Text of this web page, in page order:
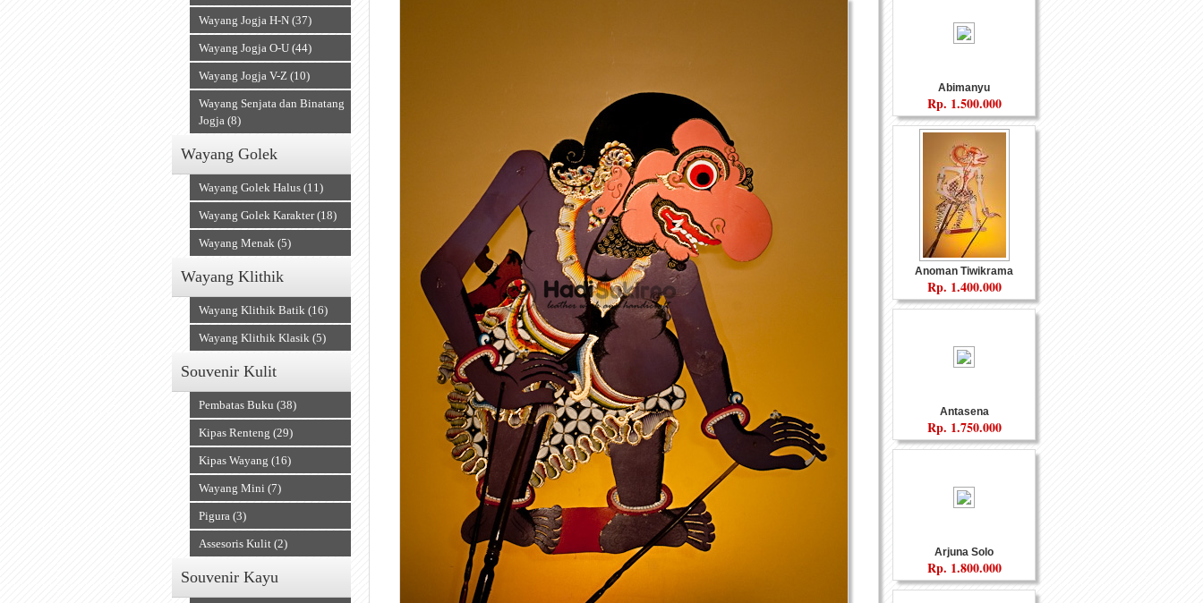
Wayang Jogja H-N (37)
Wayang Jogja O-U (44)
Wayang Jogja V-Z (10)
Wayang Senjata dan Binatang
Jogja (8)
Wayang Golek
Wayang Golek Halus (11)
Wayang Golek Karakter (18)
Wayang Menak (5)
Wayang Klithik
Wayang Klithik Batik (16)
Wayang Klithik Klasik (5)
Souvenir Kulit
Pembatas Buku (38)
Kipas Renteng (29)
Kipas Wayang (16)
Wayang Mini (7)
Pigura (3)
Assesoris Kulit (2)
Souvenir Kayu
Souvenir Kain Handicraft Souvenir Fiber
Accesories Souvenir Gelas
Abimanyu
Rp. 1.500.000
Anoman Tiwikrama
Rp. 1.400.000
Antasena
Rp. 1.750.000
Arjuna Solo
Rp. 1.800.000